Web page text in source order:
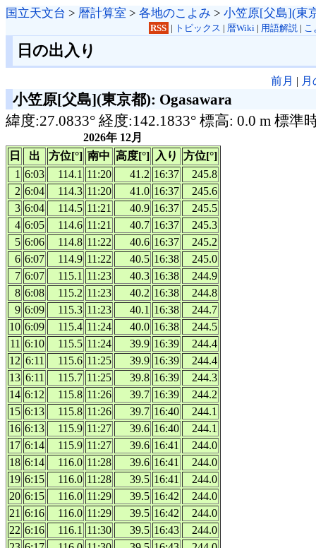
国立天文台 > 暦計算室 > 各地のこよみ > 小笠原[父島](東
RSS | トピックス | 暦Wiki| 用語解説| こ
日の出入り
前月 |
小笠原[父島](東京都): Ogasawara
緯度:27.0833° 経度:142.1833° 標高: 0.0 m 標準
2026年 12月
日
出 方位[°] 南中 高度[°] 入り
方位[°]
1 6:03 114.1 11:20 41.2 16:37
245.8
2 6:04 114.3 11:20 41.0 16:37
245.6
3 6:04 114.5 11:21 40.9 16:37
245.5
4 6:05 114.6 11:21 40.7 16:37
245.3
5 6:06 114.8 11:22 40.6 16:37
245.2
6 6:07 114.9 11:22 40.5 16:38
245.0
7 6:07 115.1 11:23 40.3 16:38
244.9
8 6:08 115.2 11:23 40.2 16:38
244.8
9 6:09 115.3 11:23 40.1 16:38
244.7
10 6:09 115.4 11:24 40.0 16:38
244.5
11 6:10 115.5 11:24 39.9 16:39
244.4
12 6:11 115.6 11:25 39.9 16:39
244.4
13 6:11 115.7 11:25 39.8 16:39
244.3
14 6:12 115.8 11:26 39.7 16:39
244.2
15 6:13 115.8 11:26 39.7 16:40
244.1
16 6:13 115.9 11:27 39.6 16:40
244.1
17 6:14 115.9 11:27 39.6 16:41
244.0
18 6:14 116.0 11:28 39.6 16:41
244.0
19 6:15 116.0 11:28 39.5 16:41
244.0
20 6:15 116.0 11:29 39.5 16:42
244.0
21 6:16 116.0 11:29 39.5 16:42
244.0
22 6:16 116.1 11:30 39.5 16:43
244.0